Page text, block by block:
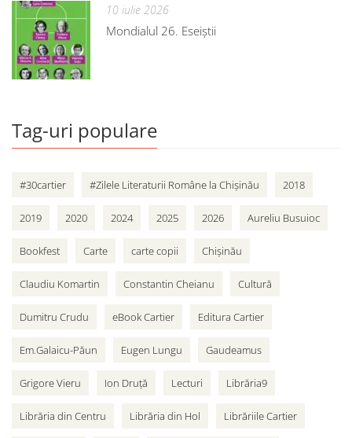
10 iulie 2026
Mondialul 26. Eseiștii
Tag-uri populare
#30cartier #Zilele Literaturii Române la Chișinău 2018
2019 2020 2024 2025 2026 Aureliu Busuioc
Bookfest Carte carte copii Chișinău
Claudiu Komartin Constantin Cheianu Cultură
Dumitru Crudu eBook Cartier Editura Cartier
Em.Galaicu-Păun Eugen Lungu Gaudeamus
Grigore Vieru Ion Druță Lecturi Librăria9
Librăria din Centru Librăria din Hol Librăriile Cartier